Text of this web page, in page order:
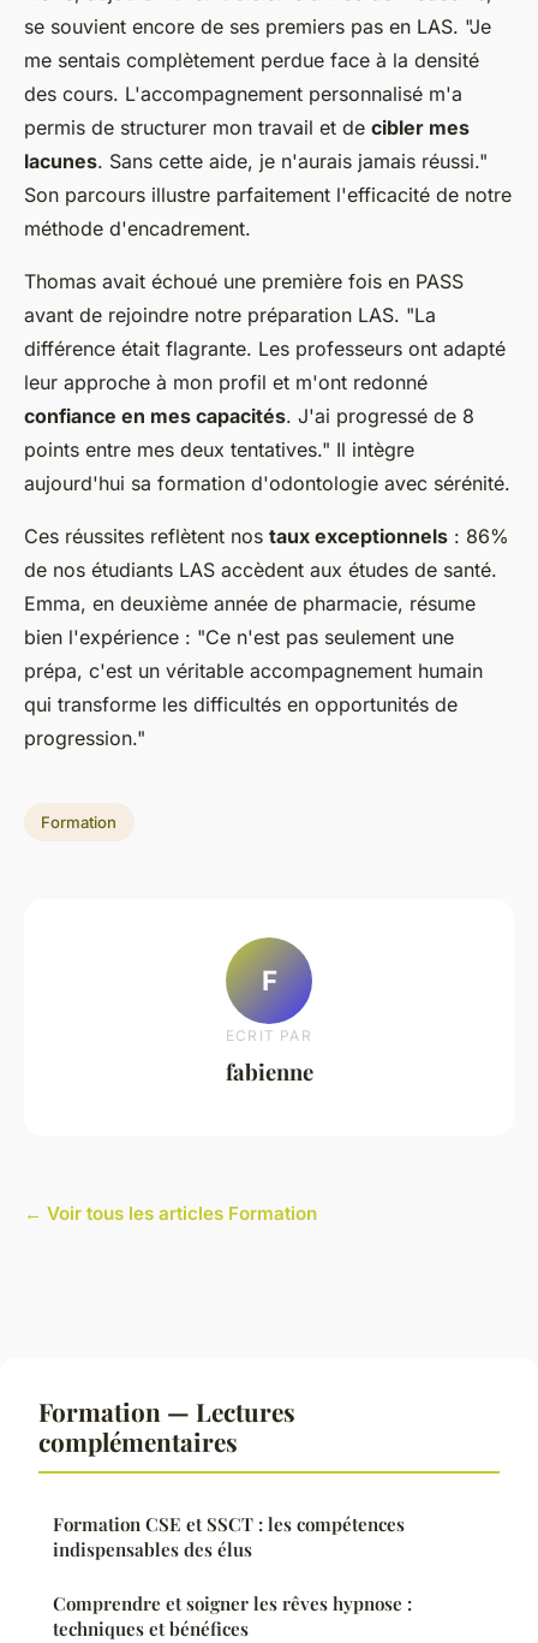
se souvient encore de ses premiers pas en LAS. "Je
me sentais complètement perdue face à la densité
des cours. L'accompagnement personnalisé m'a
permis de structurer mon travail et de cibler mes
lacunes. Sans cette aide, je n'aurais jamais réussi."
Son parcours illustre parfaitement l'efficacité de notre
méthode d'encadrement.
Thomas avait échoué une première fois en PASS
avant de rejoindre notre préparation LAS. "La
différence était flagrante. Les professeurs ont adapté
leur approche à mon profil et m'ont redonné
confiance en mes capacités. J'ai progressé de 8
points entre mes deux tentatives." Il intègre
aujourd'hui sa formation d'odontologie avec sérénité.
Ces réussites reflètent nos taux exceptionnels : 86%
de nos étudiants LAS accèdent aux études de santé.
Emma, en deuxième année de pharmacie, résume
bien l'expérience : "Ce n'est pas seulement une
prépa, c'est un véritable accompagnement humain
qui transforme les difficultés en opportunités de
progression."
Formation
F
ECRIT PAR
fabienne
← Voir tous les articles Formation
Formation — Lectures
complémentaires
Formation CSE et SSCT : les compétences
indispensables des élus
Comprendre et soigner les rêves hypnose :
techniques et bénéfices